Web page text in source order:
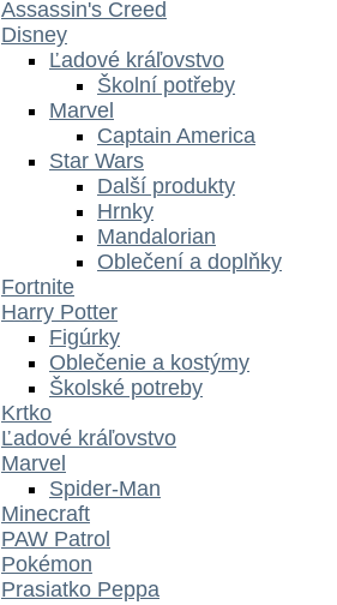
Assassin's Creed
Disney
Ľadové kráľovstvo
Školní potřeby
Marvel
Captain America
Star Wars
Další produkty
Hrnky
Mandalorian
Oblečení a doplňky
Fortnite
Harry Potter
Figúrky
Oblečenie a kostýmy
Školské potreby
Krtko
Ľadové kráľovstvo
Marvel
Spider-Man
Minecraft
PAW Patrol
Pokémon
Prasiatko Peppa